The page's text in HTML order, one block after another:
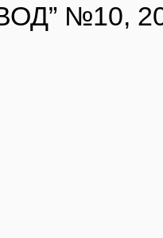
№10,